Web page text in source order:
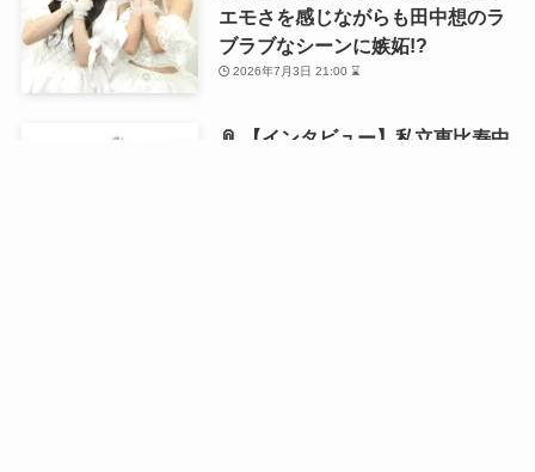
エモさを感じながらも田中想のラ
ブラブなシーンに嫉妬!?
2026年7月3日 21:00 ⌛
📎 【インタビュー】私立恵比寿中